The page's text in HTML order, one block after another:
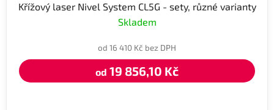
Křížový laser Nivel System CL5G - sety, různé varianty
Skladem
od 16 410 Kč bez DPH
od 19 856,10 Kč